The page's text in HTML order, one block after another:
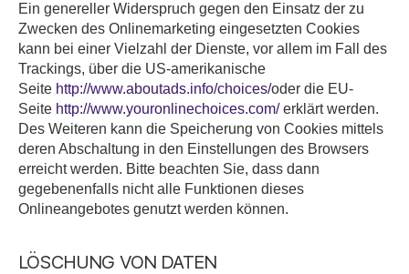
Ein genereller Widerspruch gegen den Einsatz der zu
Zwecken des Onlinemarketing eingesetzten Cookies
kann bei einer Vielzahl der Dienste, vor allem im Fall des
Trackings, über die US-amerikanische
Seite http://www.aboutads.info/choices/oder die EU-
Seite http://www.youronlinechoices.com/erklärt werden.
Des Weiteren kann die Speicherung von Cookies mittels
deren Abschaltung in den Einstellungen des Browsers
erreicht werden. Bitte beachten Sie, dass dann
gegebenenfalls nicht alle Funktionen dieses
Onlineangebotes genutzt werden können.
LÖSCHUNG VON DATEN